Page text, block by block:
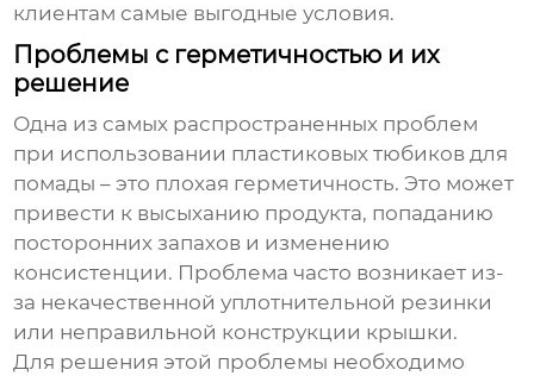
клиентам самые выгодные условия.
Проблемы с герметичностью и их
решение
Одна из самых распространенных проблем
при использовании пластиковых тюбиков для
помады – это плохая герметичность. Это может
привести к высыханию продукта, попаданию
посторонних запахов и изменению
консистенции. Проблема часто возникает из-
за некачественной уплотнительной резинки
или неправильной конструкции крышки.
Для решения этой проблемы необходимо